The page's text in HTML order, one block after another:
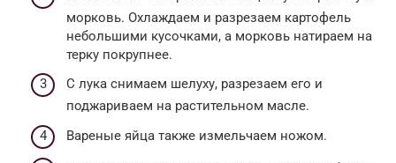
морковь. Охлаждаем и разрезаем картофель
небольшими кусочками, а морковь натираем на
терку покрупнее.
С лука снимаем шелуху, разрезаем его и
поджариваем на растительном масле.
Вареные яйца также измельчаем ножом.